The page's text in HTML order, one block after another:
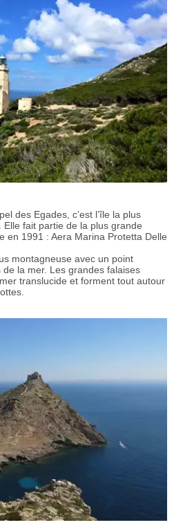
des Egades, c’est l’île la plus
fait partie de la plus grande
en 1991 : Aera Marina Protetta Delle
montagneuse avec un point
la mer. Les grandes falaises
translucide et forment tout autour